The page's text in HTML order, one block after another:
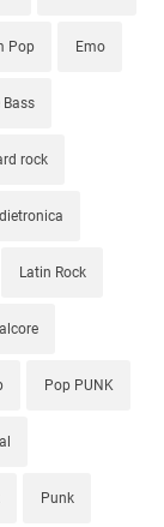
Pop Emo
Bass
rock
Latin Rock
Pop PUNK
Punk